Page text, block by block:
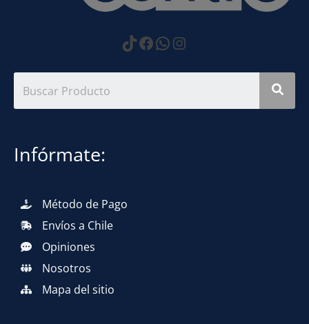
https://
Facebook
WhatsApp
Instagram
Infórmate:
Método de Pago
Envíos a Chile
Opiniones
Nosotros
Mapa del sitio